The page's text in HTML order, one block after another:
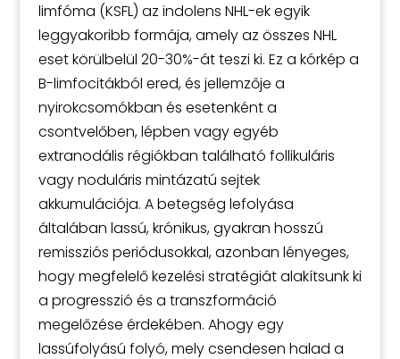
limfóma (KSFL) az indolens NHL-ek egyik
leggyakoribb formája, amely az összes NHL
eset körülbelül 20-30%-át teszi ki. Ez a kórkép a
B-limfocitákból ered, és jellemzője a
nyirokcsomókban és esetenként a
csontvelőben, lépben vagy egyéb
extranodális régiókban található follikuláris
vagy noduláris mintázatú sejtek
akkumulációja. A betegség lefolyása
általában lassú, krónikus, gyakran hosszú
remissziós periódusokkal, azonban lényeges,
hogy megfelelő kezelési stratégiát alakítsunk ki
a progresszió és a transzformáció
megelőzése érdekében. Ahogy egy
lassúfolyású folyó, mely csendesen halad a